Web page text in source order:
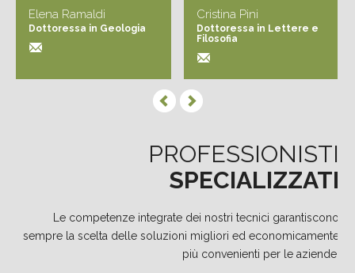
Elena Ramaldi
Dottoressa in Geologia
Cristina Pini
Dottoressa in Lettere e
Filosofia
PROFESSIONISTI
SPECIALIZZATI
Le competenze integrate dei nostri tecnici garantiscono
sempre la scelta delle soluzioni migliori ed economicamente
più convenienti per le aziende.